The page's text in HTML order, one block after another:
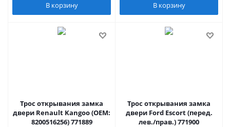
В корзину В корзину
Трос открывания замка
двери Renault Kangoo (OEM:
8200516256) 771889
Трос открывания замка
двери Ford Escort (перед.
лев./прав.) 771900